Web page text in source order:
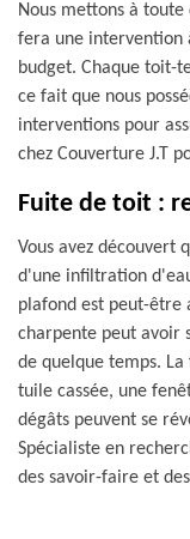
Nous mettons à
fera une intervention
budget. Chaque toit-
ce fait que nous
interventions pour
chez Couverture J.T
Fuite de toit :
Vous avez
d'une infiltration
plafond est peut-être
charpente peut avoir
de quelque temps.
tuile cassée, une
dégâts peuvent se
Spécialiste en
des savoir-faire et